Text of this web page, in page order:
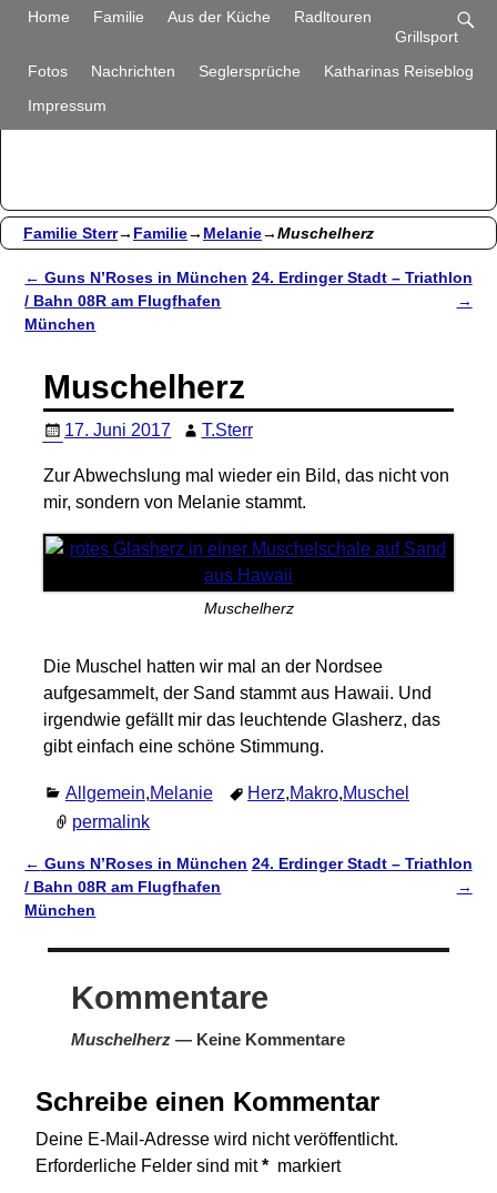
Home Familie Aus der Küche
Radltouren
Grillsport
Fotos
Nachrichten Seglersprüche
Katharinas Reiseblog
Impressum
Familie Sterr
Familie Sterr→ Familie→ Melanie→Muschelherz
Artikelnavigation
← Guns N’Roses in München
/ Bahn 08R am Flugfhafen
München
24. Erdinger Stadt – Triathlon
→
Muschelherz
17. Juni 2017 T.Sterr
Zur Abwechslung mal wieder ein Bild, das nicht von
mir, sondern von Melanie stammt.
Muschelherz
Die Muschel hatten wir mal an der Nordsee
aufgesammelt, der Sand stammt aus Hawaii. Und
irgendwie gefällt mir das leuchtende Glasherz, das
gibt einfach eine schöne Stimmung.
Allgemein,Melanie Herz,Makro,Muschel
permalink
Artikelnavigation
← Guns N’Roses in München
/ Bahn 08R am Flugfhafen
München
24. Erdinger Stadt – Triathlon
→
Kommentare
Muschelherz — Keine Kommentare
Schreibe einen Kommentar
Deine E-Mail-Adresse wird nicht veröffentlicht.
Erforderliche Felder sind mit* markiert